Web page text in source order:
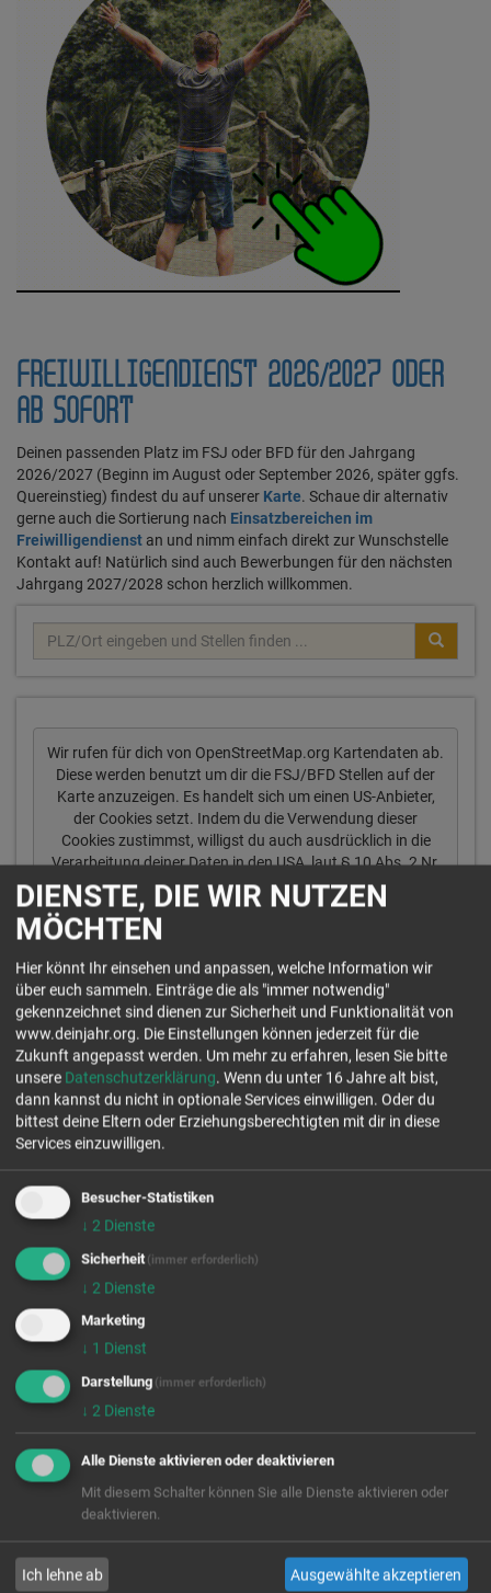
FREIWILLIGENDIENST 2026/2027 ODER
AB SOFORT
Deinen passenden Platz im FSJ oder BFD für den Jahrgang
2026/2027 (Beginn im August oder September 2026, später ggfs.
Quereinstieg) findest du auf unserer Karte. Schaue dir alternativ
gerne auch die Sortierung nach Einsatzbereichen im
Freiwilligendienst an und nimm einfach direkt zur Wunschstelle
Kontakt auf! Natürlich sind auch Bewerbungen für den nächsten
Jahrgang 2027/2028 schon herzlich willkommen.
Wir rufen für dich von OpenStreetMap.org Kartendaten ab.
Diese werden benutzt um dir die FSJ/BFD Stellen auf der
Karte anzuzeigen. Es handelt sich um einen US-Anbieter,
der Cookies setzt. Indem du die Verwendung dieser
Cookies zustimmst, willigst du auch ausdrücklich in die
Verarbeitung deiner Daten in den USA, laut § 10 Abs. 2 Nr.
1 DSG-EKD, ein.
Nach Einsatzfeldern filtern
FSJ & BFD MIT UNTERKUNFT UND
VERPFLEGUNG
FINDE HEUTE NOCH DEINEN PLATZ!
Aktuell werden Infogespräche geführt und Kennenlerntage
vereinbart. Unsere 300 angeschlossenen christlichen Werke,
Einsatzstellen und Kooperationspartner nehmen dafür gerne
deine Traumstelle für ein Freiwilliges Soziales Jahr (FSJ), einen
Bundesfreiwilligendienst (BFD) oder ein Freiwilliges Internationales
Jahr (FIJ) zu sichern, solltest du dich so frühzeitig wie möglich bei
einer für dich interessanten Einsatzstelle melden!
Übrigens: Im netzwerk-m ist es normal die Heimat zu verlassen und
Taschengeld auch kostenfrei Unterkunft und Verpflegung an!
DIENSTE, DIE WIR NUTZEN
MÖCHTEN
Hier könnt Ihr einsehen und anpassen, welche Information wir
über euch sammeln. Einträge die als "immer notwendig"
gekennzeichnet sind dienen zur Sicherheit und Funktionalität von
www.deinjahr.org. Die Einstellungen können jederzeit für die
Zukunft angepasst werden. Um mehr zu erfahren, lesen Sie bitte
unsere Datenschutzerklärung. Wenn du unter 16 Jahre alt bist,
dann kannst du nicht in optionale Services einwilligen. Oder du
bittest deine Eltern oder Erziehungsberechtigten mit dir in diese
Services einzuwilligen.
Besucher-Statistiken
↓ 2 Dienste
Sicherheit (immer erforderlich)
↓ 2 Dienste
Marketing
↓ 1 Dienst
Darstellung (immer erforderlich)
↓ 2 Dienste
Alle Dienste aktivieren oder deaktivieren
Mit diesem Schalter können Sie alle Dienste aktivieren oder
deaktivieren.
Ich lehne ab Ausgewählte akzeptieren